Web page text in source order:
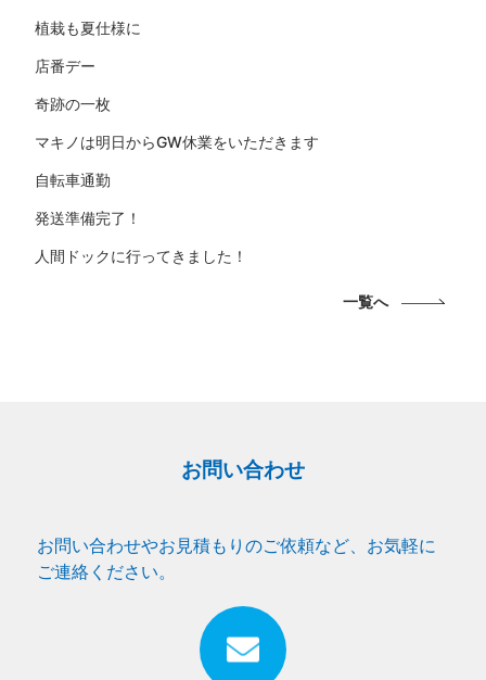
植栽も夏仕様に
店番デー
奇跡の一枚
マキノは明日からGW休業をいただきます
自転車通勤
発送準備完了！
人間ドックに行ってきました！
一覧へ
お問い合わせ
お問い合わせやお見積もりのご依頼など、お気軽に
ご連絡ください。